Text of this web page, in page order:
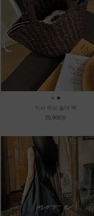
● ●
지사 위브 숄더 백
25,000원